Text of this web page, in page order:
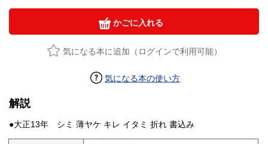
かごに入れる
気になる本に追加（ログインで利用可能）
気になる本の使い方
解説
●大正13年 シミ 薄ヤケ キレ イタミ 折れ 書込み